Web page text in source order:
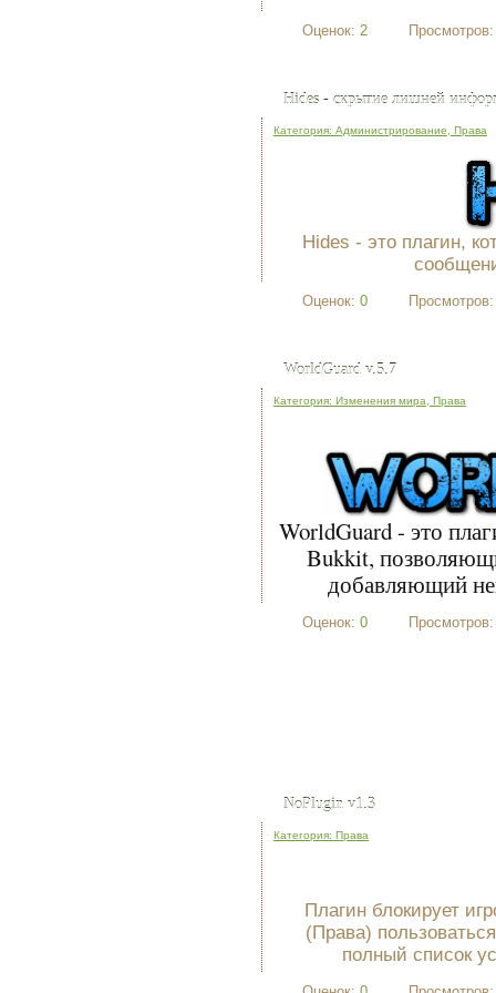
Оценок: 2
Hides - скрытие лишней
Категория: Администрирование, Права
Hides - это плагин,
Оценок: 0
WorldGuard v.5.7
Категория: Изменения мира, Права
WorldGuard - это
Bukkit,
добавляющий
Оценок: 0
NoPlugin v1.3
Категория: Права
Плагин блокирует
(Права)
полный список